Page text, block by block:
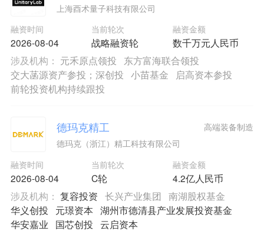
上海酉术量子科技有限公司
融资时间
2026-08-04
当前轮次
战略融资轮
融资金额
数千万元人民币
涉及机构： 元禾原点领投
东方富海联合领投
交大菡源资产参投；深创投 小苗基金
启高资本参投
前轮投资机构持续跟投
德玛克精工
德玛克（浙江）精工科技有限公司
融资时间
2026-08-04
当前轮次
C轮
融资金额
4.2亿人民币
高端装备制造
涉及机构： 复容投资 长兴产业集团
南湖股权基金
华义创投
元璟资本 湖州市德清县产业发展投资基金
华安嘉业
国芯创投 云启资本